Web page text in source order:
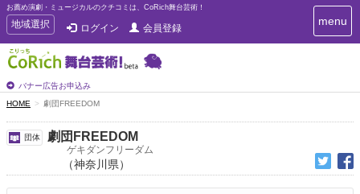
お薦め演劇・ミュージカルのクチコミは、CoRich舞台芸術！
T
o
g
g
e
n
a
v
i
a
t
地域選択 ログイン 会員登録
バナー広告お申込み
T
o
i
menu
HOME 劇団FREEDOM
団体 劇団FREEDOM
ゲキダンフリーダム
（神奈川県）